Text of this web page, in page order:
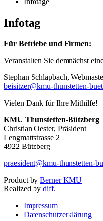
Infotage
Infotag
Für Betriebe und Firmen:
Veranstalten Sie demnächst
Stephan Schlapbach,
beisitzer@kmu-thunstetten-
Vielen Dank für Ihre Mithilfe!
KMU Thunstetten-Bützberg
Christian Oester, Präsident
Lengmattstrasse 2
4922 Bützberg
praesident@kmu-thunstetten-
Product by Berner KMU
Realized by diff.
Impressum
Datenschutzerklärung